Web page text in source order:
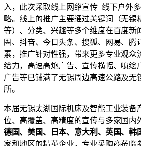
入，此次采取线上网络宣传+线下户外
略。线上的推广主要通过关键词（无锡
等）、分类、兴趣等多个维度在百度新
圈、抖音、今日头条、搜狐、网易、腾
素，推广针对性强，带来更多专业观众
给力，高速高炮广告、宣传横幅、喷绘
广告等已铺满了无锡周边高速公路及无
所。
本届无锡太湖国际机床及智能工业装备
位、高覆盖、高精度的宣传与多家国内
德国、美国、日本、意大利、英国、韩
家和地区的精英企业，专业采购商莅临